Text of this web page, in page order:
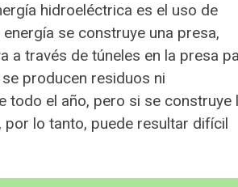
hidroeléctrica es el uso de
se construye una presa,
a través de túneles en la presa
producen residuos ni
todo el año, pero si se construye
lo tanto, puede resultar difícil